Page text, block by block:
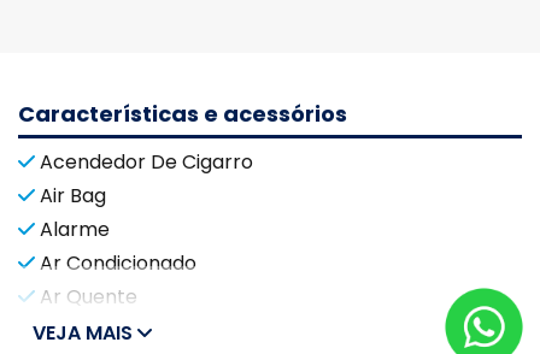
Características e acessórios
Acendedor De Cigarro
Air Bag
Alarme
Ar Condicionado
Ar Quente
VEJA MAIS